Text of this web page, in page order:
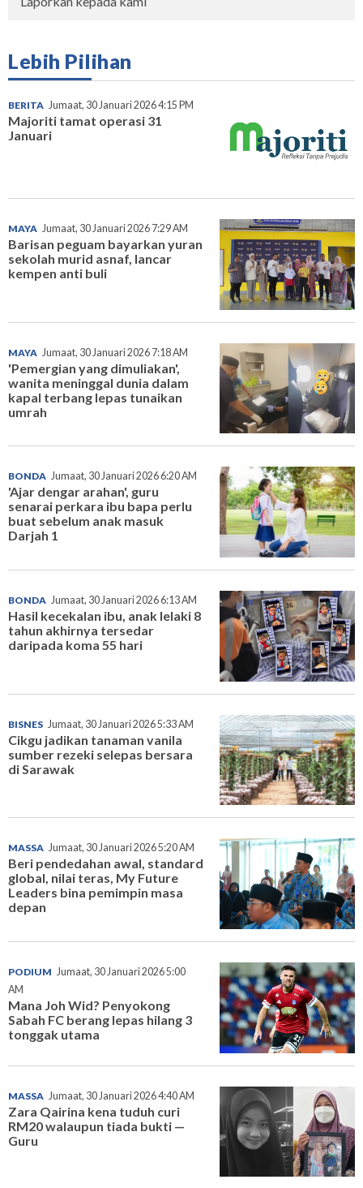
Lebih Pilihan
BERITA Jumaat, 30 Januari 2026 4:15 PM
Majoriti tamat operasi 31
Januari
MAYA Jumaat, 30 Januari 2026 7:29 AM
Barisan peguam bayarkan yuran
sekolah murid asnaf, lancar
kempen anti buli
MAYA Jumaat, 30 Januari 2026 7:18 AM
'Pemergian yang dimuliakan',
wanita meninggal dunia dalam
kapal terbang lepas tunaikan
umrah
BONDA Jumaat, 30 Januari 2026 6:20 AM
'Ajar dengar arahan', guru
senarai perkara ibu bapa perlu
buat sebelum anak masuk
Darjah 1
BONDA Jumaat, 30 Januari 2026 6:13 AM
Hasil kecekalan ibu, anak lelaki 8
tahun akhirnya tersedar
daripada koma 55 hari
BISNES Jumaat, 30 Januari 2026 5:33 AM
Cikgu jadikan tanaman vanila
sumber rezeki selepas bersara
di Sarawak
MASSA Jumaat, 30 Januari 2026 5:20 AM
Beri pendedahan awal, standard
global, nilai teras, My Future
Leaders bina pemimpin masa
depan
PODIUM Jumaat, 30 Januari 2026 5:00
AM
Mana Joh Wid? Penyokong
Sabah FC berang lepas hilang 3
tonggak utama
MASSA Jumaat, 30 Januari 2026 4:40 AM
Zara Qairina kena tuduh curi
RM20 walaupun tiada bukti —
Guru